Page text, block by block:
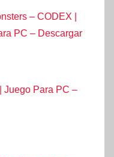
– CODEX |
PC – Descargar
Juego Para PC –